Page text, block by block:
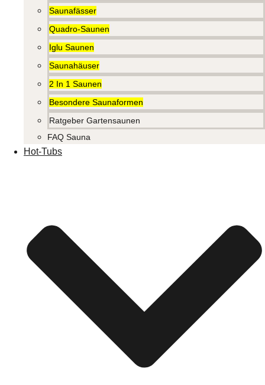
Saunafässer
Quadro-Saunen
Iglu Saunen
Saunahäuser
2 In 1 Saunen
Besondere Saunaformen
Ratgeber Gartensaunen
FAQ Sauna
Hot-Tubs